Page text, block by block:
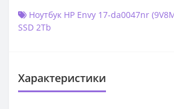
Ноутбук HP Envy 17-da0047nr
SSD 2Tb
Характеристики